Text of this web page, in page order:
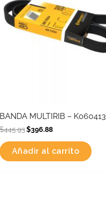
BANDA MULTIRIB – K060413
$445.93$396.88
Añadir al carrito